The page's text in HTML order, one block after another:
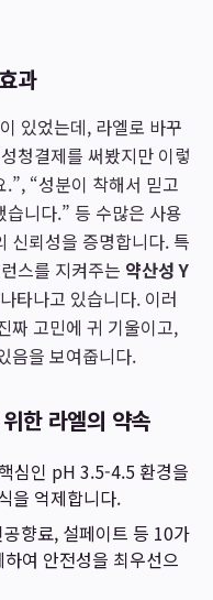
과
있었는데, 라엘로 바꾸
청결제를 써봤지만 이렇
“성분이 착해서 믿고
니다.” 등 수많은 사용
신뢰성을 증명합니다. 특
스를 지켜주는 약산성 Y
타나고 있습니다. 이러
짜 고민에 귀 기울이고,
음을 보여줍니다.
한 라엘의 약속
심인 pH 3.5-4.5 환경을
을 억제합니다.
향료, 설페이트 등 10가
여 안전성을 최우선으